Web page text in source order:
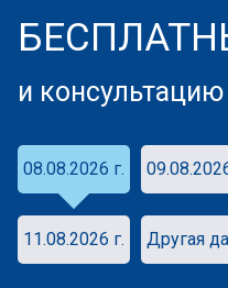
и
08.08.2026 г.
11.08.2026 г. Другая